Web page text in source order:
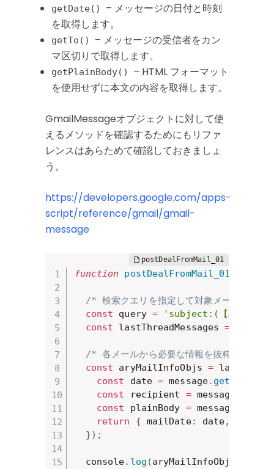
getDate()
– メッセージの日付と時刻
を取得します。
getTo()
– メッセージの受信者をカン
マ区切りで取得します。
getPlainBody()
– HTML フォーマット
を使用せずに本文の内容を取得します。
GmailMessageオブジェクトに対して使
えるメソッドを確認するためにもリファ
レンスはあらためて確認しておきましょ
う。
https://developers.google.com/apps-
script/reference/gmail/gmail-
message
function postDealFromMail_01
/* 検索クエリを指定して対象メールを絞
const query =
'subject:(【XXサービ
const lastThreadMessages =
/* 各メールから必要な情報を抜粋したオ
const aryMailInfoObjs =
const date = message. getDate
const recipient = message
const plainBody = message
return
{ mailDate: date,
}) ;
  console
. log (aryMailInfoObjs